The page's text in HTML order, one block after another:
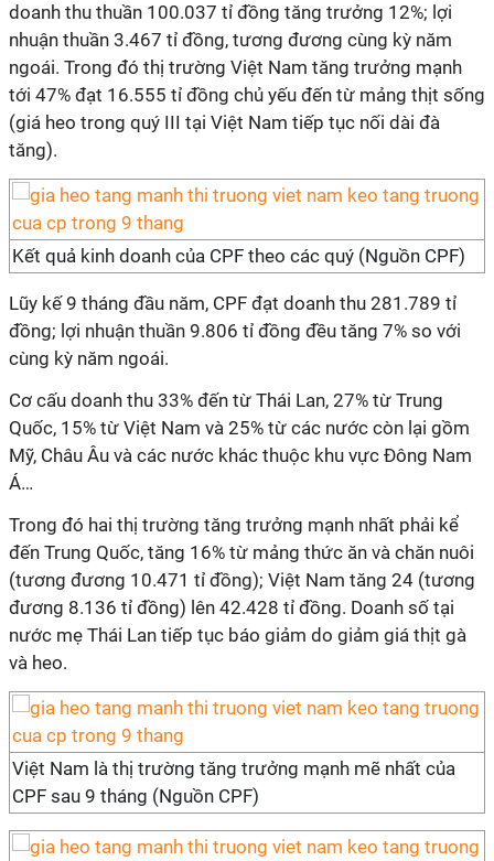
doanh thu thuần 100.037 tỉ đồng tăng trưởng 12%; lợi
nhuận thuần 3.467 tỉ đồng, tương đương cùng kỳ năm
ngoái. Trong đó thị trường Việt Nam tăng trưởng mạnh
tới 47% đạt 16.555 tỉ đồng chủ yếu đến từ mảng thịt sống
(giá heo trong quý III tại Việt Nam tiếp tục nối dài đà
tăng).
Kết quả kinh doanh của CPF theo các quý (Nguồn CPF)
Lũy kế 9 tháng đầu năm, CPF đạt doanh thu 281.789 tỉ
đồng; lợi nhuận thuần 9.806 tỉ đồng đều tăng 7% so với
cùng kỳ năm ngoái.
Cơ cấu doanh thu 33% đến từ Thái Lan, 27% từ Trung
Quốc, 15% từ Việt Nam và 25% từ các nước còn lại gồm
Mỹ, Châu Âu và các nước khác thuộc khu vực Đông Nam
Á…
Trong đó hai thị trường tăng trưởng mạnh nhất phải kể
đến Trung Quốc, tăng 16% từ mảng thức ăn và chăn nuôi
(tương đương 10.471 tỉ đồng); Việt Nam tăng 24 (tương
đương 8.136 tỉ đồng) lên 42.428 tỉ đồng. Doanh số tại
nước mẹ Thái Lan tiếp tục báo giảm do giảm giá thịt gà
và heo.
Việt Nam là thị trường tăng trưởng mạnh mẽ nhất của
CPF sau 9 tháng (Nguồn CPF)